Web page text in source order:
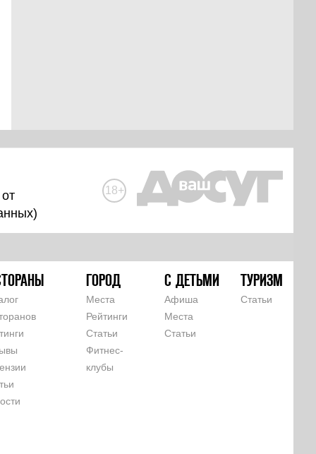
)
18+
ГОРОД
Места
Рейтинги
Статьи
Фитнес-
клубы
С ДЕТЬМИ
Афиша
Места
Статьи
ТУРИЗМ
Статьи